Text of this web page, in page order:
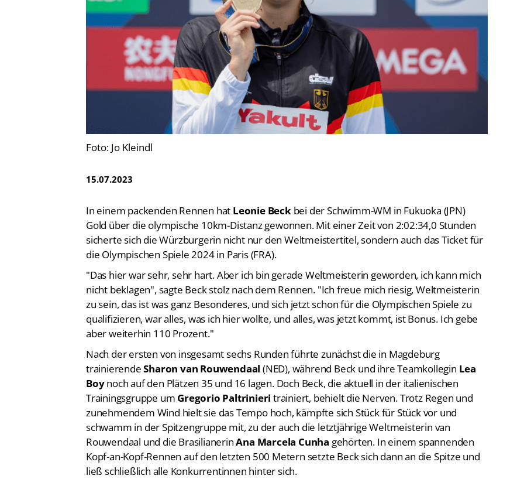
Foto: Jo Kleindl
15.07.2023
In einem packenden Rennen hat Leonie Beckbei der Schwimm-WM in Fukuoka (JPN)
Gold über die olympische 10km-Distanz gewonnen. Mit einer Zeit von 2:02:34,0 Stunden
sicherte sich die Würzburgerin nicht nur den Weltmeistertitel, sondern auch das Ticket für
die Olympischen Spiele 2024 in Paris (FRA).
"Das hier war sehr, sehr hart. Aber ich bin gerade Weltmeisterin geworden, ich kann mich
nicht beklagen", sagte Beck stolz nach dem Rennen. "Ich freue mich riesig, Weltmeisterin
zu sein, das ist was ganz Besonderes, und sich jetzt schon für die Olympischen Spiele zu
qualifizieren, war alles, was ich hier wollte, und alles, was jetzt kommt, ist Bonus. Ich gebe
aber weiterhin 110 Prozent."
Nach der ersten von insgesamt sechs Runden führte zunächst die in Magdeburg
trainierendeSharon van Rouwendaal(NED), während Beck und ihre Teamkollegin Lea
Boynoch auf den Plätzen 35 und 16 lagen. Doch Beck, die aktuell in der italienischen
Trainingsgruppe um Gregorio Paltrinieritrainiert, behielt die Nerven. Trotz Regen und
zunehmendem Wind hielt sie das Tempo hoch, kämpfte sich Stück für Stück vor und
schwamm in der Spitzengruppe mit, zu der auch die letztjährige Weltmeisterin van
Rouwendaal und die BrasilianerinAna Marcela Cunha gehörten. In einem spannenden
Kopf-an-Kopf-Rennen auf den letzten 500 Metern setzte Beck sich dann an die Spitze und
ließ schließlich alle Konkurrentinnen hinter sich.
Vereinsfinder
Lizenzwesen
Zentrale Hinweisstelle
Anti-Doping
Recht auf sicheren Schwimmsport
Schwimmen
Freiwasserschwimmen
Wasserspringen
Wasserball
Synchronschwimmen
Masterssport